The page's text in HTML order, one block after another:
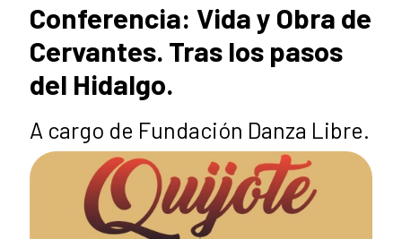
Conferencia: Vida y Obra de
Cervantes. Tras los pasos
del Hidalgo.
A cargo de Fundación Danza Libre.